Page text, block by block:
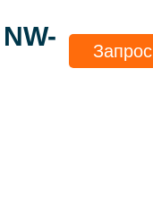
Запрос